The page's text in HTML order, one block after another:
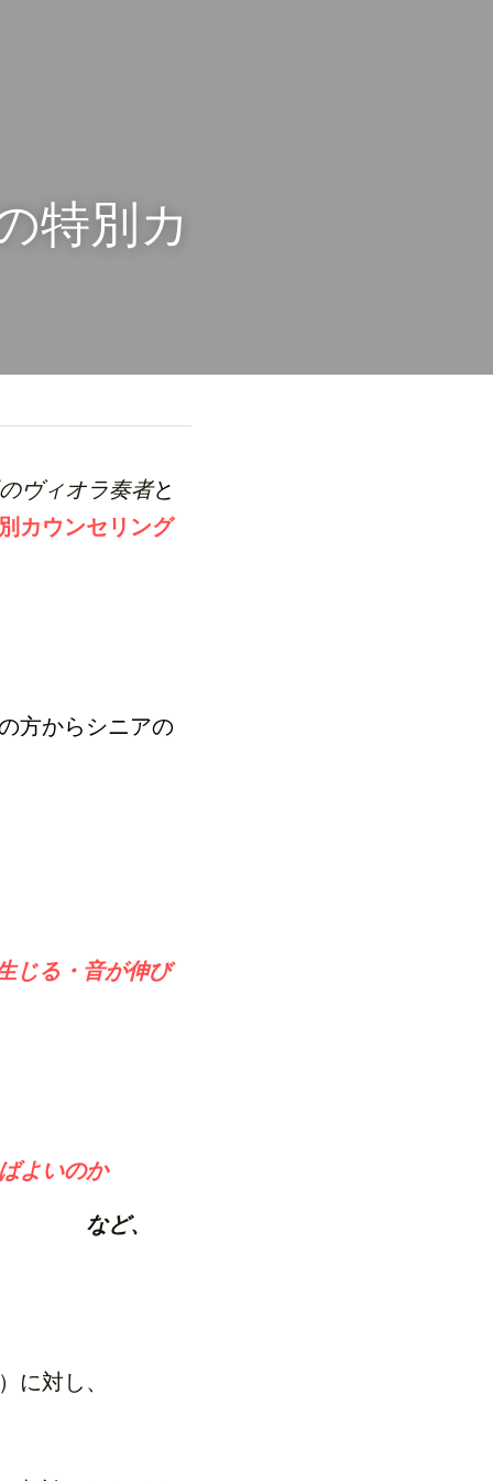
特別カ
ヴィオラ奏者と
カウンセリング
方からシニアの
じる・音が伸び
よいのか
い。 など、
に対し、